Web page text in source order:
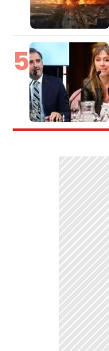
5